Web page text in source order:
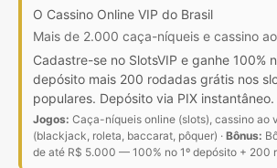
O Cassino Online VIP do Brasil
Mais de 2.000 caça-níqueis e cassino
Cadastre-se no SlotsVIP e ganhe 100%
depósito mais 200 rodadas grátis nos
populares. Depósito via PIX instantâneo.
Jogos: Caça-níqueis online (slots), cassino ao
(blackjack, roleta, baccarat, pôquer) · Bônus:
de até R$ 5.000 — 100% no 1º depósito + 200